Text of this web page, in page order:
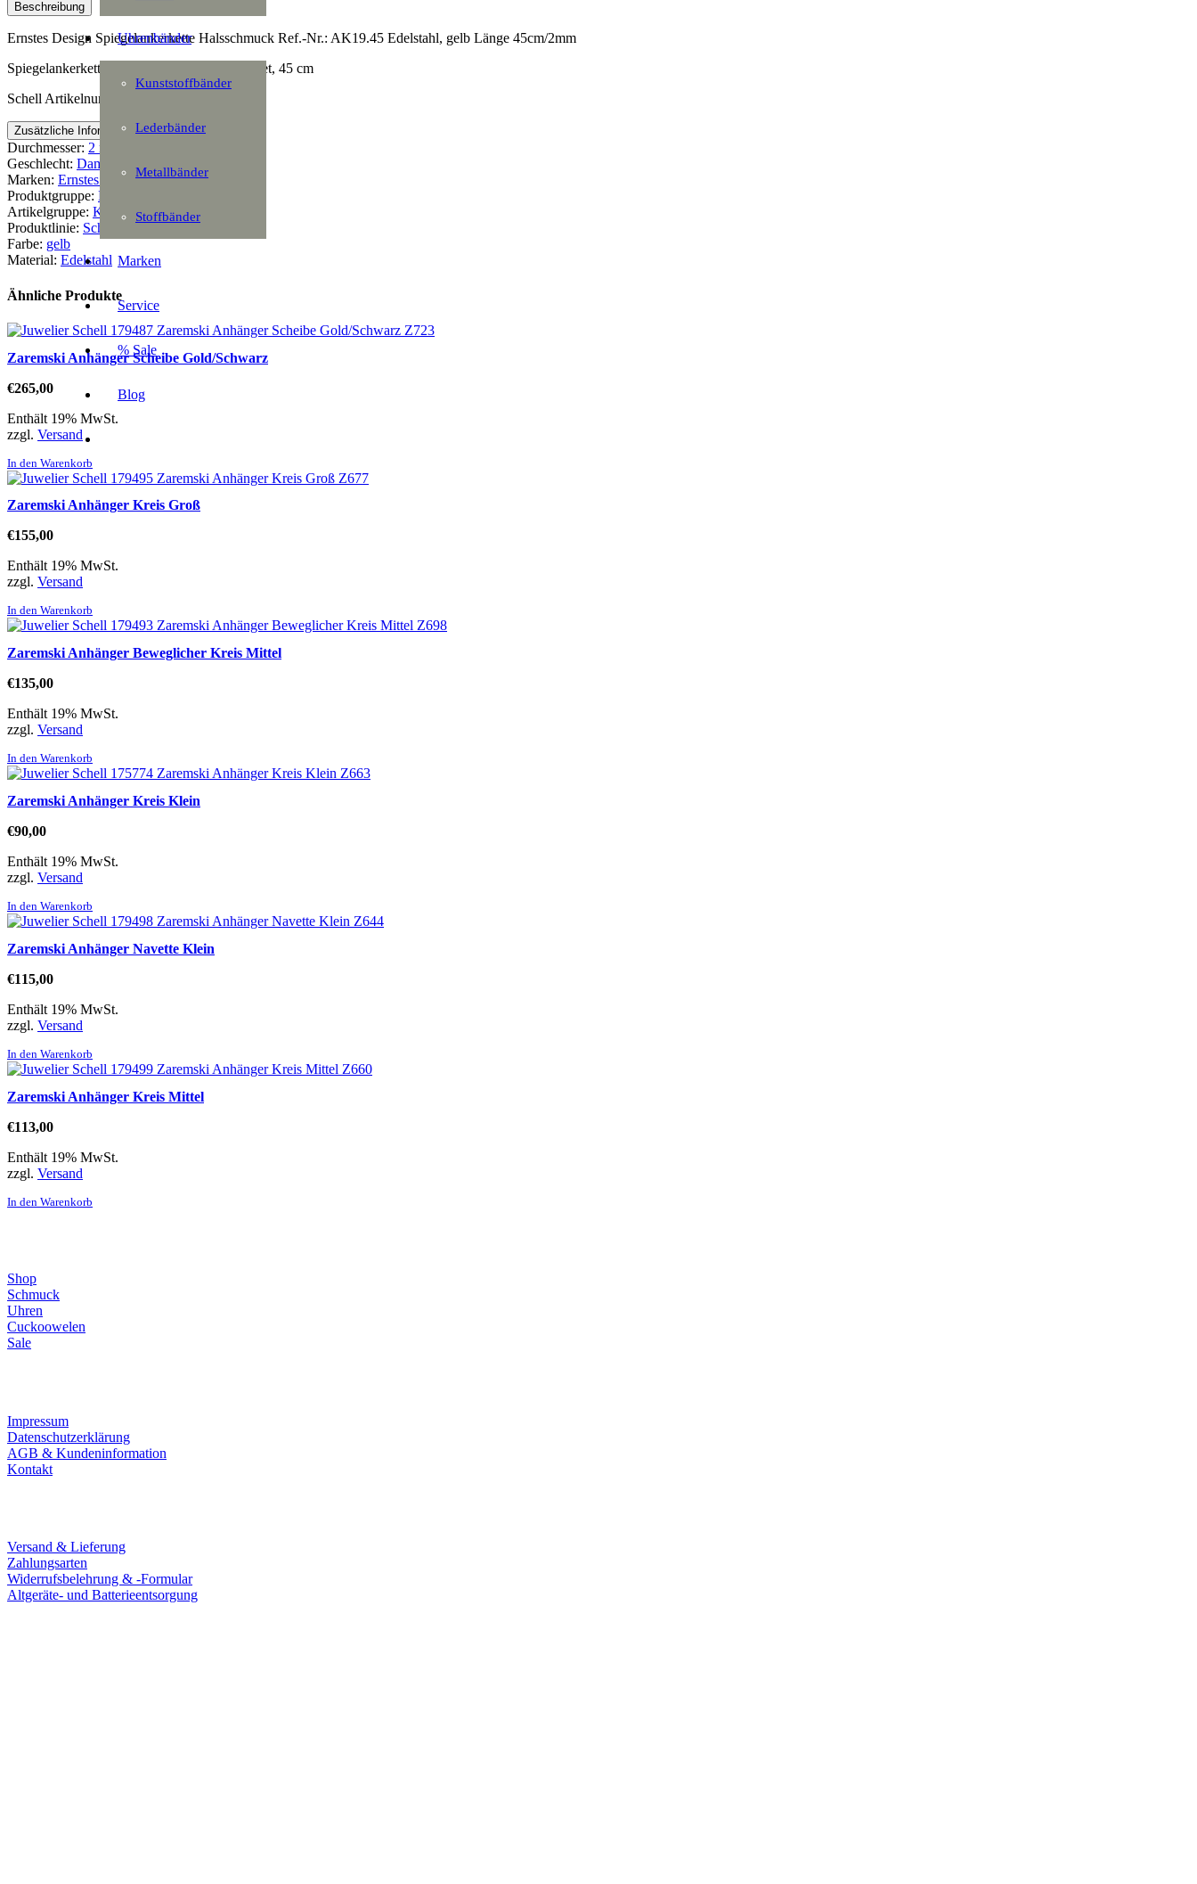
Uhrenbänder
Kunststoffbänder
Lederbänder
Metallbänder
Stoffbänder
Marken
Service
% Sale
Blog
Beschreibung
Ernstes Design Spiegelankerkette Halsschmuck Ref.-Nr.: AK19.45 Edelstahl, gelb Länge 45cm/2mm
Spiegelankerkette, 2 mm, Gelbgold beschichtet, 45 cm
Schell Artikelnummer: 142296
Zusätzliche Information
Durchmesser: 2 mm
Geschlecht: Damen
Marken: Ernstes Design
Produktgruppe: Halsschmuck
Artikelgruppe: Kette
Produktlinie: Schmuck
Farbe: gelb
Material: Edelstahl
Ähnliche Produkte
Zaremski Anhänger Scheibe Gold/Schwarz
€265,00
Enthält 19% MwSt.
zzgl. Versand
In den Warenkorb
Zaremski Anhänger Kreis Groß
€155,00
Enthält 19% MwSt.
zzgl. Versand
In den Warenkorb
Zaremski Anhänger Beweglicher Kreis Mittel
€135,00
Enthält 19% MwSt.
zzgl. Versand
In den Warenkorb
Zaremski Anhänger Kreis Klein
€90,00
Enthält 19% MwSt.
zzgl. Versand
In den Warenkorb
Zaremski Anhänger Navette Klein
€115,00
Enthält 19% MwSt.
zzgl. Versand
In den Warenkorb
Zaremski Anhänger Kreis Mittel
€113,00
Enthält 19% MwSt.
zzgl. Versand
In den Warenkorb
Shop
Schmuck
Uhren
Cuckoowelen
Sale
Impressum
Datenschutzerklärung
AGB & Kundeninformation
Kontakt
Versand & Lieferung
Zahlungsarten
Widerrufsbelehrung & -Formular
Altgeräte- und Batterieentsorgung